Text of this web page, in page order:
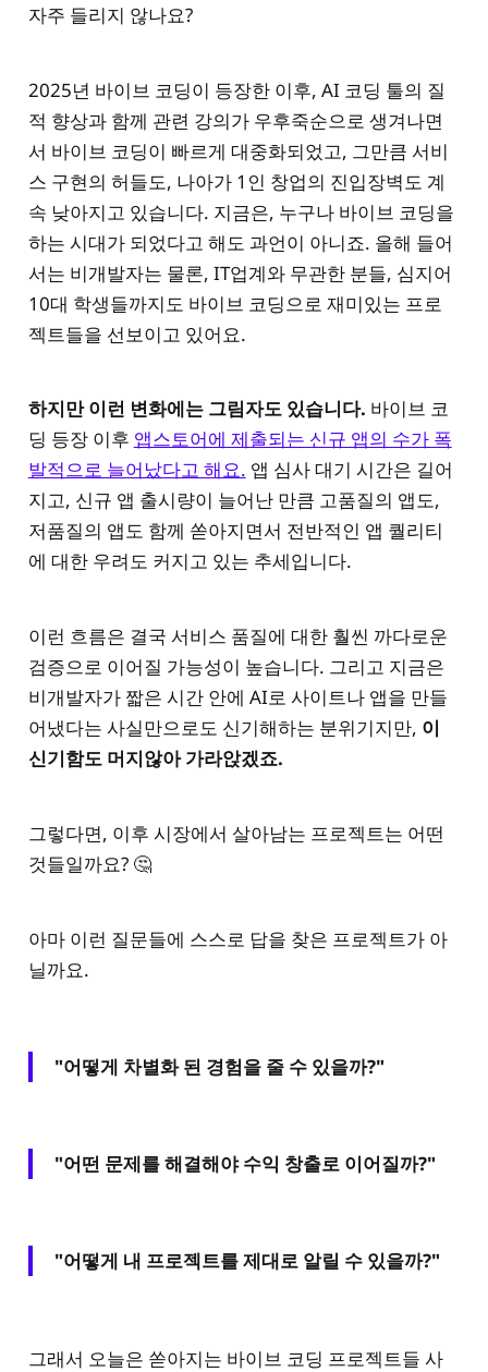
자주 들리지 않나요?
2025년 바이브 코딩이 등장한 이후, AI 코딩 툴의 질
적 향상과 함께 관련 강의가 우후죽순으로 생겨나면
서 바이브 코딩이 빠르게 대중화되었고, 그만큼 서비
스 구현의 허들도, 나아가 1인 창업의 진입장벽도 계
속 낮아지고 있습니다. 지금은, 누구나 바이브 코딩을
하는 시대가 되었다고 해도 과언이 아니죠. 올해 들어
서는 비개발자는 물론, IT업계와 무관한 분들, 심지어
10대 학생들까지도 바이브 코딩으로 재미있는 프로
젝트들을 선보이고 있어요.
하지만 이런 변화에는 그림자도 있습니다. 바이브 코
딩 등장 이후 앱스토어에 제출되는 신규 앱의 수가 폭
발적으로 늘어났다고 해요. 앱 심사 대기 시간은 길어
지고, 신규 앱 출시량이 늘어난 만큼 고품질의 앱도,
저품질의 앱도 함께 쏟아지면서 전반적인 앱 퀄리티
에 대한 우려도 커지고 있는 추세입니다.
이런 흐름은 결국 서비스 품질에 대한 훨씬 까다로운
검증으로 이어질 가능성이 높습니다. 그리고 지금은
비개발자가 짧은 시간 안에 AI로 사이트나 앱을 만들
어냈다는 사실만으로도 신기해하는 분위기지만, 이
신기함도 머지않아 가라앉겠죠.
그렇다면, 이후 시장에서 살아남는 프로젝트는 어떤
것들일까요? 🤔
아마 이런 질문들에 스스로 답을 찾은 프로젝트가 아
닐까요.
"어떻게 차별화 된 경험을 줄 수 있을까?"
"어떤 문제를 해결해야 수익 창출로 이어질까?"
"어떻게 내 프로젝트를 제대로 알릴 수 있을까?"
그래서 오늘은 쏟아지는 바이브 코딩 프로젝트들 사